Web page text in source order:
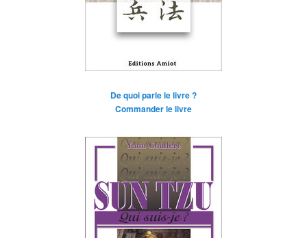
De quoi parle le livre ?
Commander le livre